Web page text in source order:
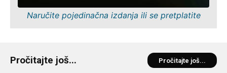
Naručite pojedinačna izdanja ili se pretplatite
Pročitajte još... Pročitajte još...